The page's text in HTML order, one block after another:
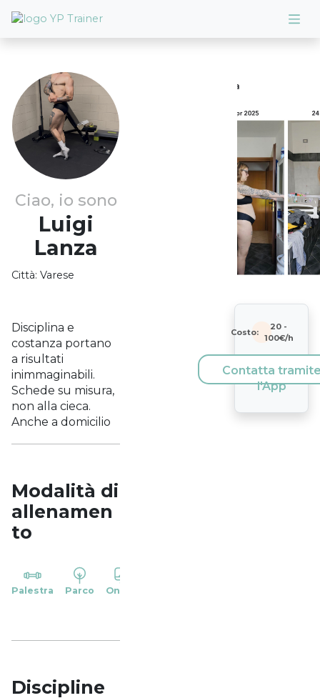
Ciao, io sono
Luigi
Lanza
Città: Varese
Disciplina e
costanza portano
a risultati
inimmaginabili.
Schede su misura,
non alla cieca.
Anche a domicilio
Modalità di
allenamen
to
Palestra Parco Online
Discipline
Costo:
20 -
100€/h
Contatta
l'App